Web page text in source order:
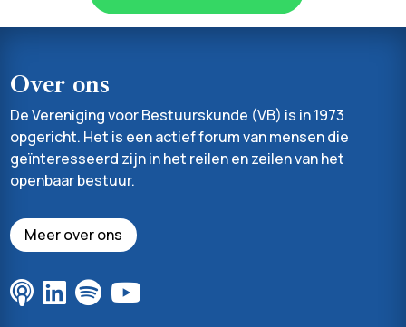
Over ons
De Vereniging voor Bestuurskunde (VB) is in 1973
opgericht. Het is een actief forum van mensen die
geïnteresseerd zijn in het reilen en zeilen van het
openbaar bestuur.
Meer over ons